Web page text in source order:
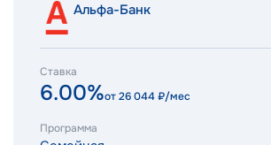
Альфа-Банк
Ставка
6.00%от26 044₽/мес
Программа